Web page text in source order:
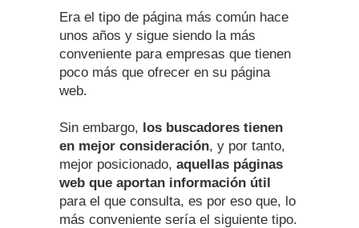
Era el tipo de página más común hace
unos años y sigue siendo la más
conveniente para empresas que tienen
poco más que ofrecer en su página
web.
Sin embargo, los buscadores tienen
en mejor consideración, y por tanto,
mejor posicionado, aquellas páginas
web que aportan información útil
para el que consulta, es por eso que, lo
más conveniente sería el siguiente tipo.